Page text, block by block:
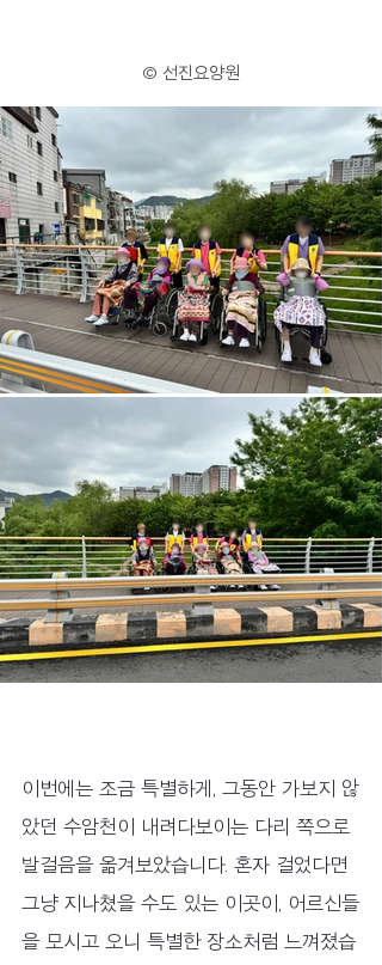
© 선진요양원
이번에는 조금 특별하게, 그동안 가보지 않
았던 수암천이 내려다보이는 다리 쪽으로
발걸음을 옮겨보았습니다. 혼자 걸었다면
그냥 지나쳤을 수도 있는 이곳이, 어르신들
을 모시고 오니 특별한 장소처럼 느껴졌습